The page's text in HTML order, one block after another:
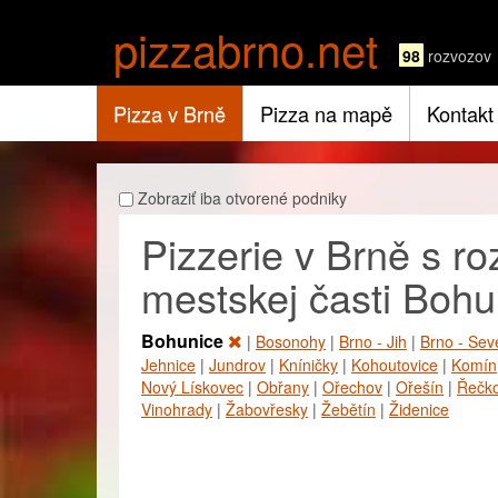
pizzabrno.net 98 rozvozov
Pizza v Brně Pizza na mapě Kontakt
Zobraziť iba otvorené podniky
Pizzerie v Brně s
mestskej časti
Bohunice | Bosonohy | Brno - Jih | Brno -
Jehnice | Jundrov | Kníničky | Kohoutovice | Komín
Nový Lískovec | Obřany | Ořechov | Ořešín |
Vinohrady | Žabovřesky | Žebětín | Židenice